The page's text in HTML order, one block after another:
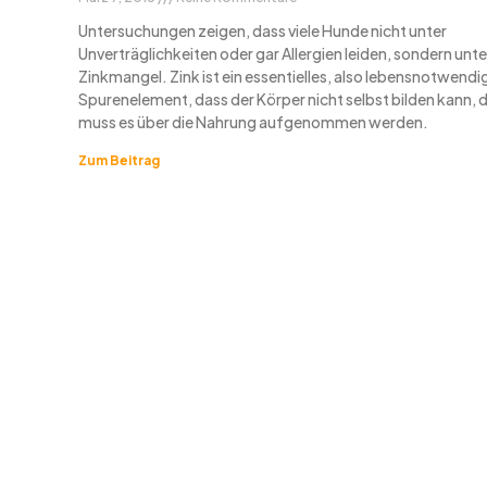
Untersuchungen zeigen, dass viele Hunde nicht unter
Unverträglichkeiten oder gar Allergien leiden, sondern
Zinkmangel. Zink ist ein essentielles, also
Spurenelement, dass der Körper nicht selbst bilden kann,
muss es über die Nahrung aufgenommen werden.
Zum Beitrag